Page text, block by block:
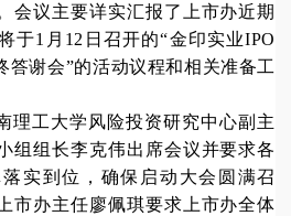
会议主要详实汇报了上市办近期
于1月12日召开的“金印实业IPO
答谢会”的活动议程和相关准备工
理工大学风险投资研究中心副主
组组长李克伟出席会议并要求各
实到位，确保启动大会圆满召
市办主任廖佩琪要求上市办全体